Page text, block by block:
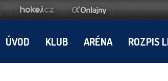
ÚVOD KLUB ARÉNA ROZPIS